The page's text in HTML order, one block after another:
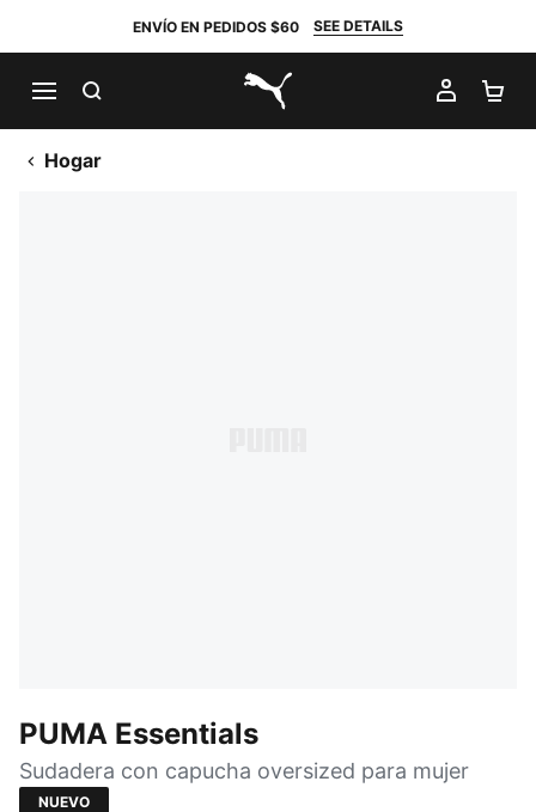
ENVÍO EN PEDIDOS $60 SEE DETAILS
PUMA.com
MI
Hogar
PUMA Essentials
Sudadera con capucha oversized para mujer
NUEVO